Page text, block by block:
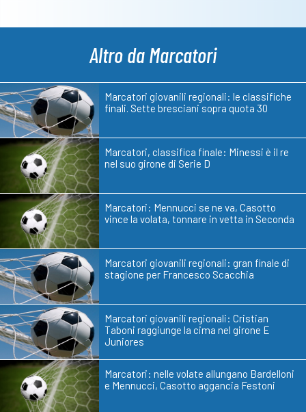
Altro da Marcatori
Marcatori giovanili regionali: le classifiche
finali. Sette bresciani sopra quota 30
Marcatori, classifica finale: Minessi è il re
nel suo girone di Serie D
Marcatori: Mennucci se ne va, Casotto
vince la volata, tonnare in vetta in Seconda
Marcatori giovanili regionali: gran finale di
stagione per Francesco Scacchia
Marcatori giovanili regionali: Cristian
Taboni raggiunge la cima nel girone E
Juniores
Marcatori: nelle volate allungano Bardelloni
e Mennucci, Casotto aggancia Festoni